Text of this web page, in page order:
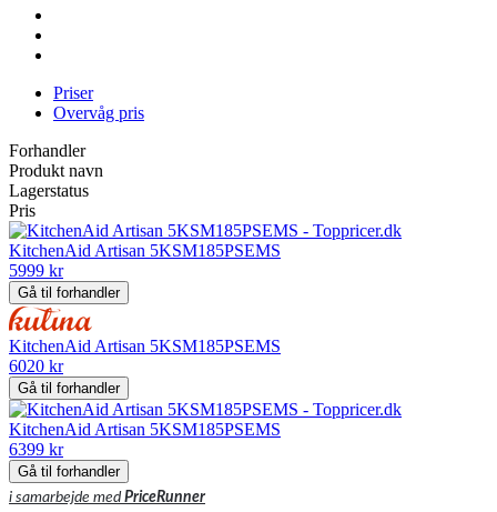
Priser
Overvåg pris
Forhandler
Produkt navn
Lagerstatus
Pris
KitchenAid Artisan 5KSM185PSEMS
5999 kr
Gå til forhandler
KitchenAid Artisan 5KSM185PSEMS
6020 kr
Gå til forhandler
KitchenAid Artisan 5KSM185PSEMS
6399 kr
Gå til forhandler
i samarbejde medPriceRunner